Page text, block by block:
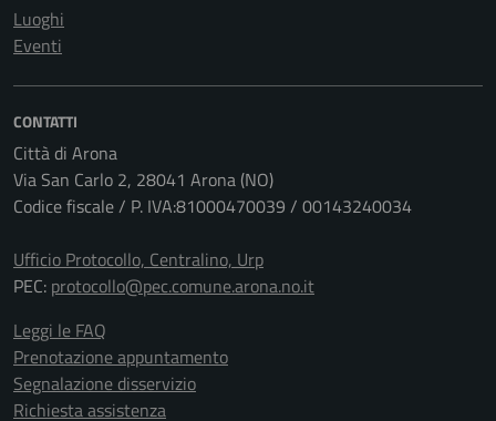
Luoghi
Eventi
CONTATTI
Città di Arona
Via San Carlo 2, 28041 Arona (NO)
Codice fiscale / P. IVA:81000470039 / 00143240034
Ufficio Protocollo, Centralino, Urp
PEC: protocollo@pec.comune.arona.no.it
Leggi le FAQ
Prenotazione appuntamento
Segnalazione disservizio
Richiesta assistenza